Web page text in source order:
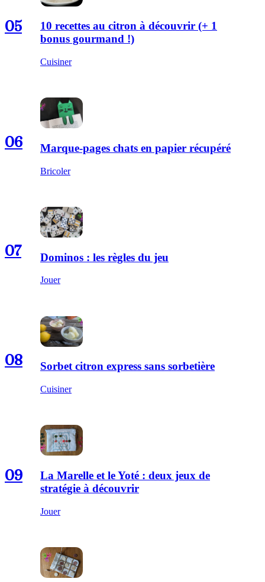
05
10 recettes au citron à découvrir (+ 1
bonus gourmand !)
Cuisiner
06 Marque-pages chats en papier récupéré
Bricoler
07 Dominos : les règles du jeu
Jouer
08 Sorbet citron express sans sorbetière
Cuisiner
09
La Marelle et le Yoté : deux jeux de
stratégie à découvrir
Jouer